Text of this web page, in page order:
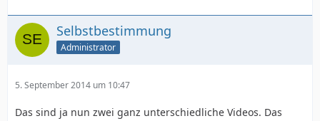
Selbstbestimmung
Administrator
5. September 2014 um 10:47
Das sind ja nun zwei ganz unterschiedliche Videos. Das